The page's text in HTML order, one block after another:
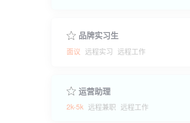
品牌实习生
面议 远程实习 远程工作
运营助理
2k-5k 远程兼职 远程工作